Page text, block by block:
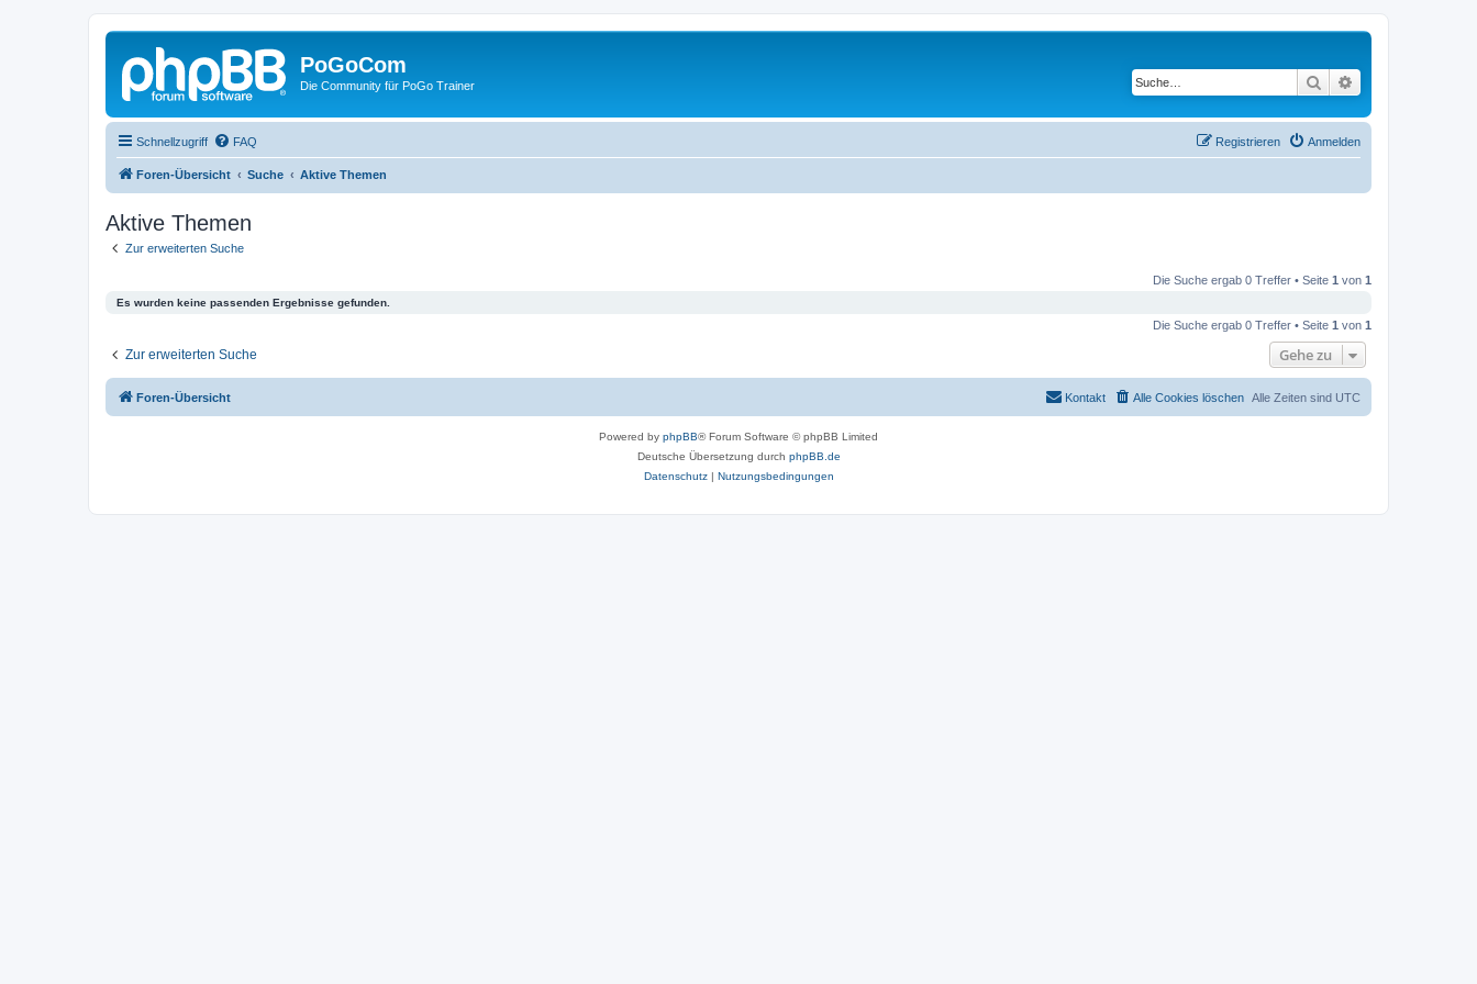
PoGoCom
Die Community für PoGo Trainer Suche
Schnellzugriff FAQ Anmelden
Registrieren
Foren-Übersicht Suche Aktive Themen
Aktive Themen
Zur erweiterten Suche
Die Suche ergab 0 Treffer • Seite 1 von 1
Es wurden keine passenden Ergebnisse gefunden.
Die Suche ergab 0 Treffer • Seite 1 von 1
Zur erweiterten Suche Gehe zu
Foren-Übersicht Alle Zeiten sind UTC
Alle Cookies löschen
Kontakt
Powered by phpBB® Forum Software © phpBB Limited
Deutsche Übersetzung durch phpBB.de
Datenschutz| Nutzungsbedingungen